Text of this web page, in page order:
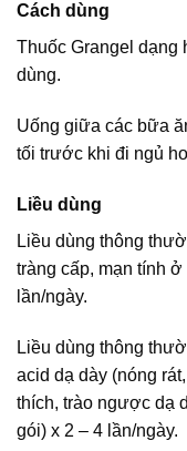
Cách dùng
Thuốc Grangel dạng
dùng.
Uống giữa các bữa
tối trước khi đi ngủ
Liều dùng
Liều dùng thông
tràng cấp, mạn tính
lần/ngày.
Liều dùng thông
acid dạ dày (nóng
thích, trào ngược dạ
gói) x 2 – 4 lần/ngày.